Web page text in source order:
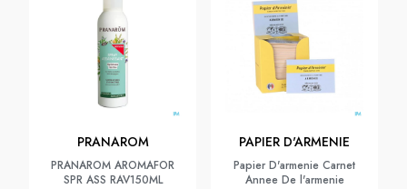
PRANAROM
PRANAROM AROMAFOR
SPR ASS RAV150ML
PAPIER D'ARMENIE
Papier D'armenie Carnet
Annee De l'armenie